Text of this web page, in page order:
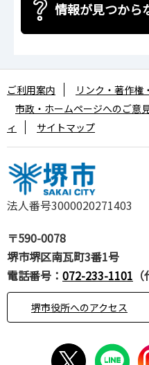
情報が見つから
法人番号3000020271403
〒590-0078
堺市堺区南瓦町3番1号
電話番号： 072-233-1101
堺市役所へのアクセス
ご利用案内 リンク・著作権
市政・ホームページへのご意
ィ
サイトマップ